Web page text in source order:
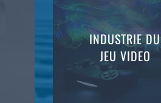
INDUSTRIE DU
JEU VIDEO